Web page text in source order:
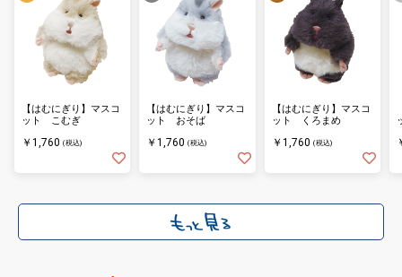
【はむにぎり】マスコ
ット こむぎ
￥1,760 (税込)
【はむにぎり】マスコ
ット おそば
￥1,760 (税込)
【はむにぎり】マスコ
ット くろまめ
￥1,760 (税込)